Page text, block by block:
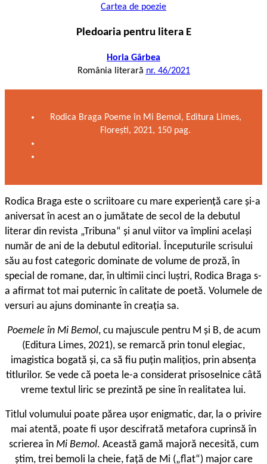
Cartea de poezie
Pledoaria pentru litera E
Horia Gârbea
România literară nr. 46/2021
Rodica Braga Poeme în Mi Bemol, Editura Limes,
Florești, 2021, 150 pag.
Rodica Braga este o scriitoare cu mare experiență care și-a
aniversat în acest an o jumătate de secol de la debutul
literar din revista „Tribuna“ și anul viitor va împlini același
număr de ani de la debutul editorial. Începuturile scrisului
său au fost categoric dominate de volume de proză, în
special de romane, dar, în ultimii cinci luștri, Rodica Braga s-
a afirmat tot mai puternic în calitate de poetă. Volumele de
versuri au ajuns dominante în creația sa.
Poemele în Mi Bemol, cu majuscule pentru M și B, de acum
(Editura Limes, 2021), se remarcă prin tonul elegiac,
imagistica bogată și, ca să fiu puțin malițios, prin absența
titlurilor. Se vede că poeta le-a considerat prisoselnice câtă
vreme textul liric se prezintă pe sine în realitatea lui.
Titlul volumului poate părea ușor enigmatic, dar, la o privire
mai atentă, poate fi ușor descifrată metafora cuprinsă în
scrierea în Mi Bemol. Această gamă majoră necesită, cum
știm, trei bemoli la cheie, față de Mi („flat“) major care